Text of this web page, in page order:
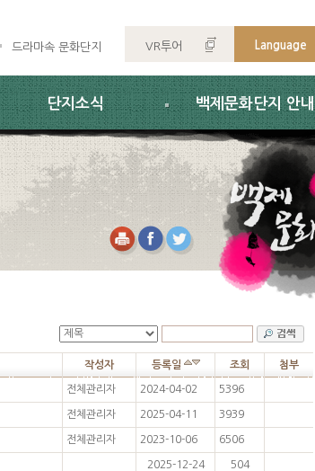
드라마속 문화단지 VR투어 Language
단지소식 백제문화단지 안내
작성자 등록일 조회 첨부
전체관리자 2024-04-02 5396
전체관리자 2025-04-11 3939
전체관리자 2023-10-06 6506
2025-12-24 504